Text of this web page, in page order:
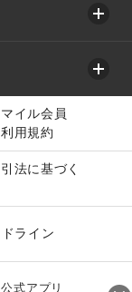
イル会員
用規約
法に基づく
ライン
式アプリ